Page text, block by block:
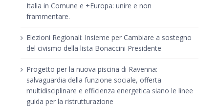
Italia in Comune e +Europa: unire e non
frammentare.
Elezioni Regionali: Insieme per Cambiare a sostegno
del civismo della lista Bonaccini Presidente
Progetto per la nuova piscina di Ravenna:
salvaguardia della funzione sociale, offerta
multidisciplinare e efficienza energetica siano le linee
guida per la ristrutturazione